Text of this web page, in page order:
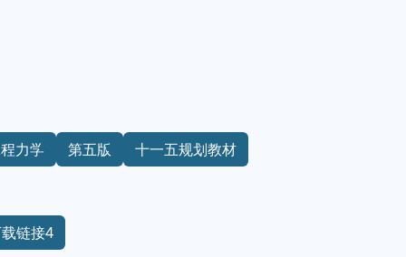
力学 第五版 十一五规划教材
链接4